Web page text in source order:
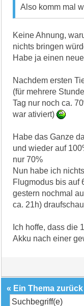
Also komm mal
Keine Ahnung,
nichts bringen
Habe ja einen
Nachdem ersten
(für mehrere
Tag nur noch ca.
war ativiert)
Habe das Ganze
und wieder auf
nur 70%
Nun habe ich
Flugmodus bis auf
gestern nochmal
ca. 21h)
Ich hoffe, dass die
Akku nach einer
« Ein Thema zurück